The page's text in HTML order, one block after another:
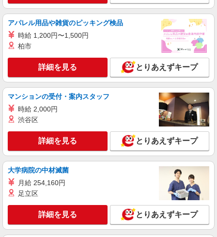
すき家の店舗スタッフ（接客・調理・清掃な
ど）
時給1,625円
神奈川県川崎市宮前区鷺沼一丁目2番地1 安
キープ 詳細を見る
パート
福祉施設での調理補助【アルバイト・パート】
します。 ※AP評価制度：あり 年1回の評価によ
り時給を見直します。 ※アルバイト賞与（寸
志）：あり 年2回。勤続年数により金額UP。
フローレンスケアたまプラーザ （神奈川県川
崎市宮前区犬蔵2-17-65）
詳細を見る
アルバイト
ピザハット 宮前平店
未経験OK！ピザハットピザメイクスタッフ
（インストア）
アパレル用品や雑貨のピッキング検品
時給 1,200円〜1,500円
柏市
詳細を見る とりあえずキープ
マンションの受付・案内スタッフ
時給 2,000円
渋谷区
詳細を見る とりあえずキープ
大学病院の中材滅菌
月給 254,160円
足立区
詳細を見る とりあえずキープ